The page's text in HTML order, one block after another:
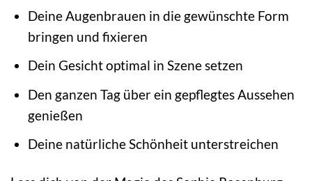
Deine Augenbrauen in die gewünschte Form
bringen und fixieren
Dein Gesicht optimal in Szene setzen
Den ganzen Tag über ein gepflegtes Aussehen
genießen
Deine natürliche Schönheit unterstreichen